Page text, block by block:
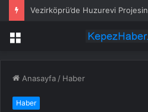
Vezirköprü’de Huzurevi
Menü
Anasayfa / Haber
Haber